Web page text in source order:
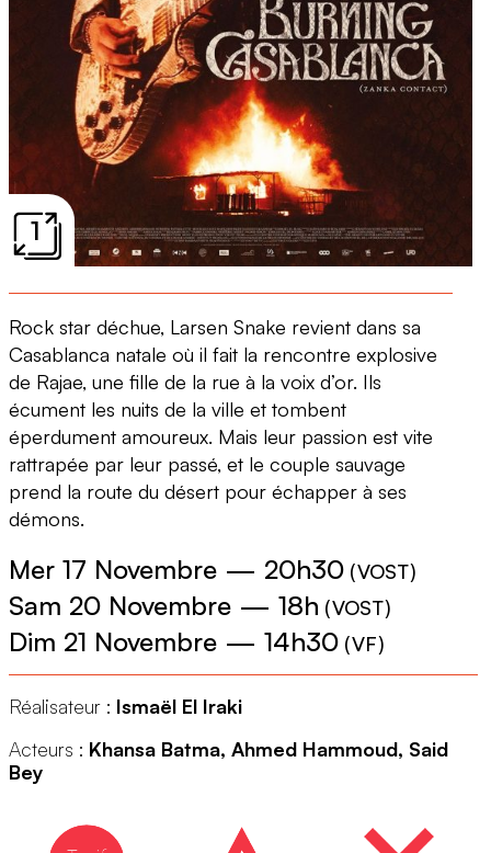
1
Rock star déchue, Larsen Snake revient dans sa
Casablanca natale où il fait la rencontre explosive
de Rajae, une fille de la rue à la voix d’or. Ils
écument les nuits de la ville et tombent
éperdument amoureux. Mais leur passion est vite
rattrapée par leur passé, et le couple sauvage
prend la route du désert pour échapper à ses
démons.
Mer 17 Novembre — 20h30 (VOST)
Sam 20 Novembre — 18h (VOST)
Dim 21 Novembre — 14h30 (VF)
Réalisateur : Ismaël El Iraki
Acteurs : Khansa Batma, Ahmed Hammoud, Said
Bey